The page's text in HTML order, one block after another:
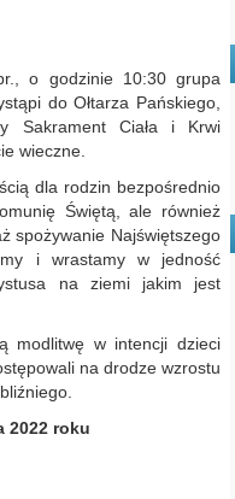
o godzinie 10:30 grupa
do Ołtarza Pańskiego,
Sakrament Ciała i Krwi
wieczne.
dla rodzin bezpośrednio
Świętą, ale również
spożywanie Najświętszego
i wrastamy w jedność
na ziemi jakim jest
modlitwę w intencji dzieci
na drodze wzrostu
2022 roku